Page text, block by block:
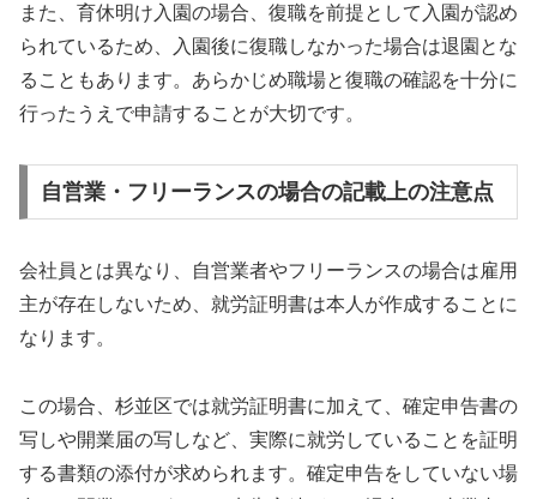
また、育休明け入園の場合、復職を前提として入園が認め
られているため、入園後に復職しなかった場合は退園とな
ることもあります。あらかじめ職場と復職の確認を十分に
行ったうえで申請することが大切です。
自営業・フリーランスの場合の記載上の注意点
会社員とは異なり、自営業者やフリーランスの場合は雇用
主が存在しないため、就労証明書は本人が作成することに
なります。
この場合、杉並区では就労証明書に加えて、確定申告書の
写しや開業届の写しなど、実際に就労していることを証明
する書類の添付が求められます。確定申告をしていない場